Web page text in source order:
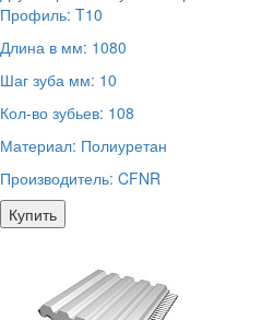
Профиль: T10
Длина в мм: 1080
Шаг зуба мм: 10
Кол-во зубьев: 108
Материал: Полиуретан
Производитель: CFNR
Купить